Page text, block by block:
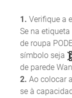
1. Verifique a
Se na
de roupa
símbolo seja
de parede
2. Ao colocar
se à